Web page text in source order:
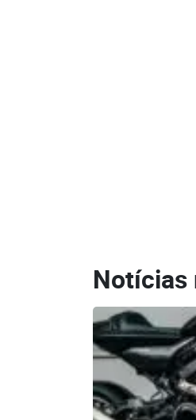
Notícias